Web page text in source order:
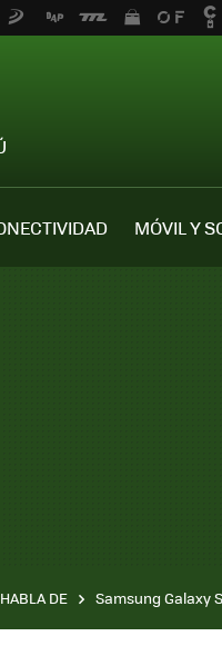
MÓVIL Y
DE Samsung Galaxy